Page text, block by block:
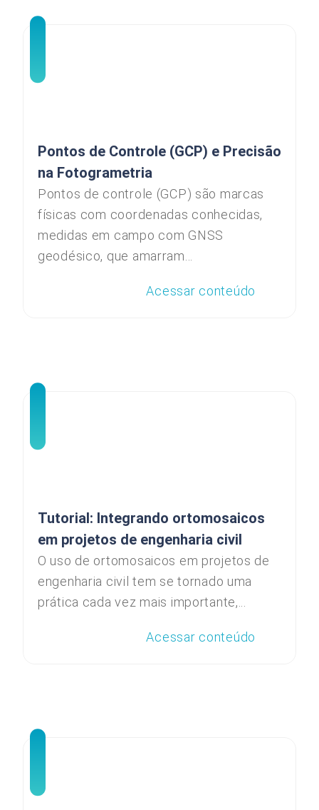
Pontos de Controle (GCP) e Precisão
na Fotogrametria
Pontos de controle (GCP) são marcas
físicas com coordenadas conhecidas,
medidas em campo com GNSS
geodésico, que amarram...
Acessar conteúdo
Tutorial: Integrando ortomosaicos
em projetos de engenharia civil
O uso de ortomosaicos em projetos de
engenharia civil tem se tornado uma
prática cada vez mais importante,...
Acessar conteúdo